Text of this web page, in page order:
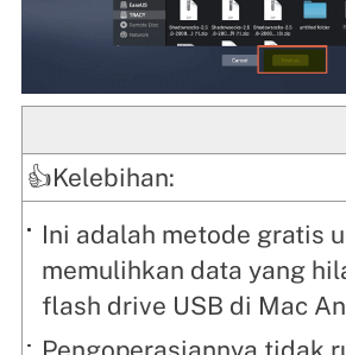
👍Kelebihan:
Ini adalah metode gratis
memulihkan data yang
flash drive USB di Mac